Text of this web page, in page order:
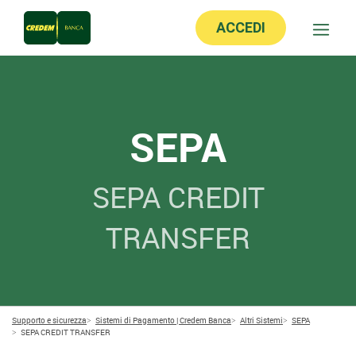
ACCEDI
SEPA
SEPA CREDIT
TRANSFER
Supporto e sicurezza Sistemi di Pagamento | Credem Banca Altri Sistemi
SEPA
SEPA CREDIT TRANSFER